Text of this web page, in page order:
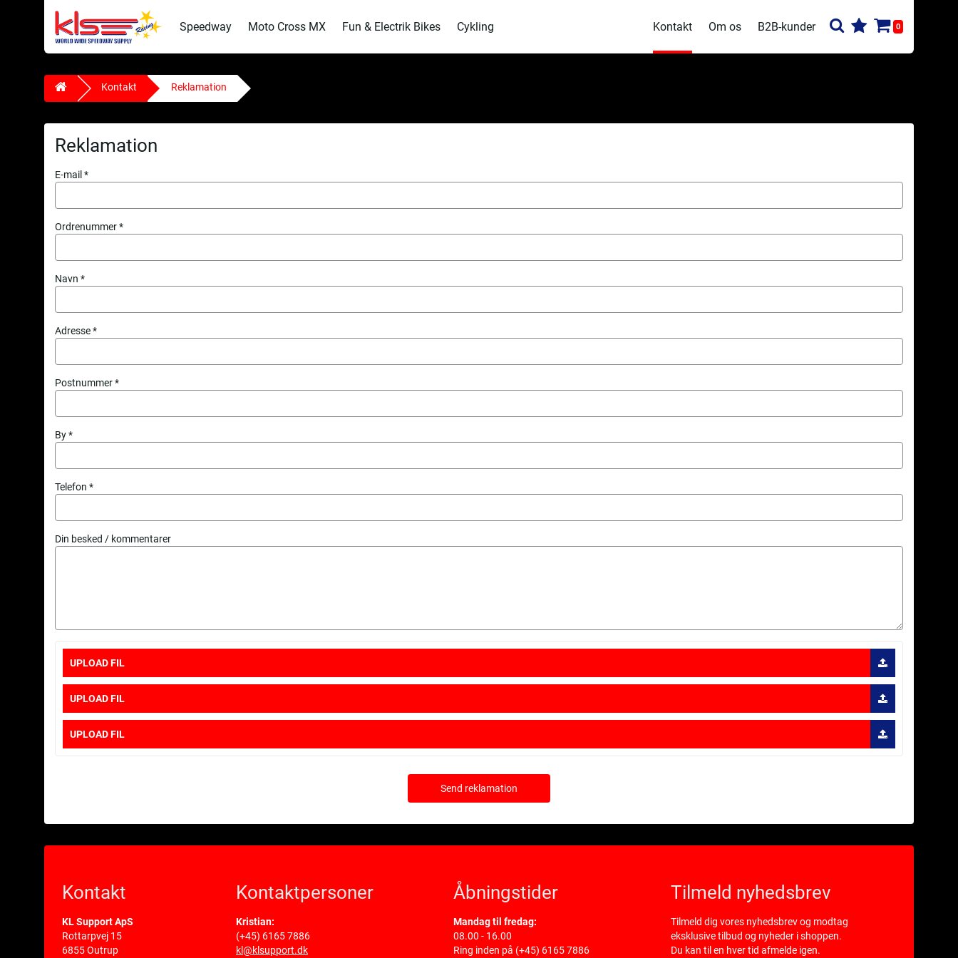
Speedway Moto Cross MX Fun & Electrik Bikes Cykling Kontakt Om os B2B-kunder 0
Kontakt Reklamation
Reklamation
E-mail
Ordrenummer
Navn
Adresse
Postnummer
By
Telefon
Din besked / kommentarer
UPLOAD FIL
UPLOAD FIL
UPLOAD FIL
Send reklamation
Kontakt
KL Support ApS
Rottarpvej 15
6855 Outrup
Kontaktpersoner
Kristian:
(+45) 6165 7886
kl@klsupport.dk
Åbningstider
Mandag til fredag:
08.00 - 16.00
Ring inden på (+45) 6165 7886
Tilmeld nyhedsbrev
Tilmeld dig vores nyhedsbrev og modtag
eksklusive tilbud og nyheder i shoppen.
Du kan til en hver tid afmelde igen.